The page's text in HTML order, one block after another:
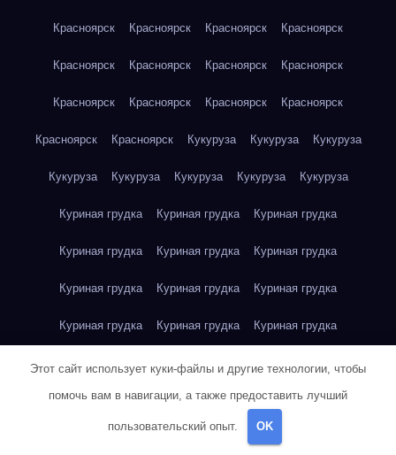
Красноярск Красноярск Красноярск Красноярск
Красноярск Красноярск Красноярск Красноярск
Красноярск Красноярск Красноярск Красноярск
Красноярск Красноярск Кукуруза Кукуруза Кукуруза
Кукуруза Кукуруза Кукуруза Кукуруза Кукуруза
Куриная грудка Куриная грудка Куриная грудка
Куриная грудка Куриная грудка Куриная грудка
Куриная грудка Куриная грудка Куриная грудка
Куриная грудка Куриная грудка Куриная грудка
Куриная грудка Куриное яйцо Куриное яйцо
Куриное яйцо Куриное яйцо Куриное яйцо Куриное яйцо
Этот сайт использует куки-файлы и другие технологии, чтобы
помочь вам в навигации, а также предоставить лучший
пользовательский опыт. OK